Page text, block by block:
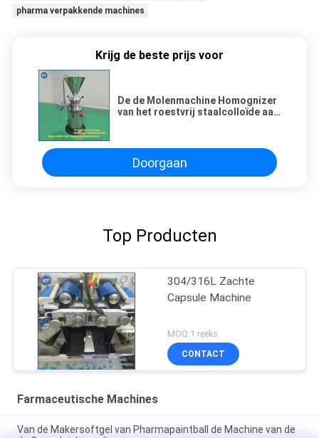
pharma verpakkende machines
Krijg de beste prijs voor
De de Molenmachine Homognizer
van het roestvrij staalcolloïde aan
Doorgaan
Top Producten
304/316L Zachte
Capsule Machine
MOQ:1 reeks
CONTACT
Farmaceutische Machines
Van de Makersoftgel van Pharmapaintball de Machine van de